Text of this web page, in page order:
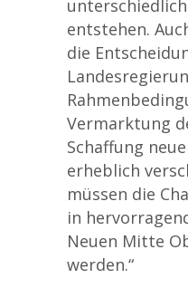
entstehen.
die
Vermarktung
Schaffung
erheblich
müssen die
in
Neuen Mitte
werden.“